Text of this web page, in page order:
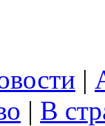
|
| В